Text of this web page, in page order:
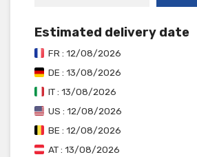
Estimated delivery date
FR : 12/08/2026
DE : 13/08/2026
IT : 13/08/2026
US : 12/08/2026
BE : 12/08/2026
AT : 13/08/2026